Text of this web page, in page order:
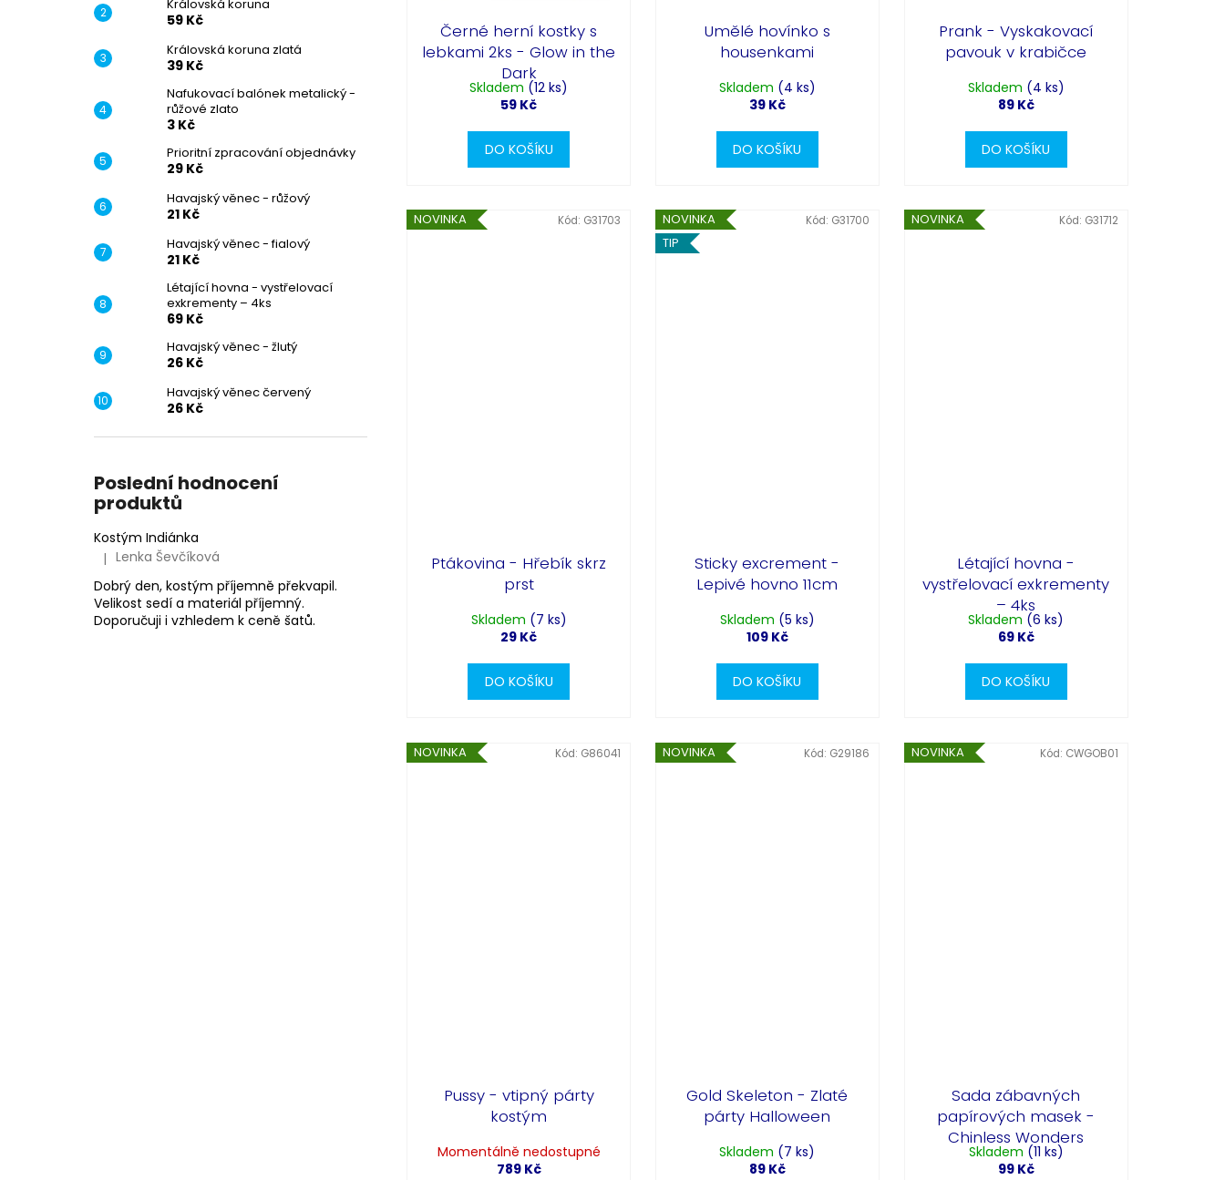
Královská koruna
59 Kč
Královská koruna zlatá
39 Kč
Nafukovací balónek metalický -
růžové zlato
3 Kč
Prioritní zpracování objednávky
29 Kč
Havajský věnec - růžový
21 Kč
Havajský věnec - fialový
21 Kč
Létající hovna - vystřelovací
exkrementy – 4ks
69 Kč
Havajský věnec - žlutý
26 Kč
Havajský věnec červený
26 Kč
Poslední hodnocení
produktů
Kostým Indiánka
Hodnocení produktu je 5 z 5 hvězdiček.
| Lenka Ševčíková
Dobrý den, kostým příjemně překvapil.
Velikost sedí a materiál příjemný.
Doporučuji i vzhledem k ceně šatů.
Černé herní kostky s
lebkami 2ks - Glow in the
Dark
Skladem (12 ks)
59 Kč
DO KOŠÍKU
Umělé hovínko s
housenkami
Skladem (4 ks)
39 Kč
DO KOŠÍKU
Prank - Vyskakovací
pavouk v krabičce
Skladem (4 ks)
89 Kč
DO KOŠÍKU
NOVINKA
Ptákovina - Hřebík skrz
prst
Skladem (7 ks)
29 Kč
DO KOŠÍKU
Kód: G31703
NOVINKA
TIP
Sticky excrement -
Lepivé hovno 11cm
Skladem (5 ks)
109 Kč
DO KOŠÍKU
Kód: G31700 NOVINKA
Létající hovna -
vystřelovací exkrementy
– 4ks
Skladem (6 ks)
69 Kč
DO KOŠÍKU
Kód: G31712
NOVINKA
Pussy - vtipný párty
kostým
Momentálně nedostupné
789 Kč
Kód: G86041 NOVINKA
Gold Skeleton - Zlaté
párty Halloween
Skladem (7 ks)
89 Kč
Kód: G29186 NOVINKA
Sada zábavných
papírových masek -
Chinless Wonders
Skladem (11 ks)
99 Kč
Kód: CWGOB01
Partykostym.cz - online